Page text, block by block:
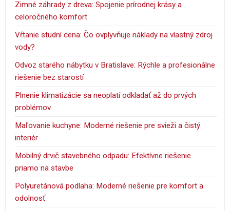
Zimné záhrady z dreva: Spojenie prírodnej krásy a
celoročného komfort
Vŕtanie studní cena: Čo ovplyvňuje náklady na vlastný zdroj
vody?
Odvoz starého nábytku v Bratislave: Rýchle a profesionálne
riešenie bez starostí
Plnenie klimatizácie sa neoplatí odkladať až do prvých
problémov
Maľovanie kuchyne: Moderné riešenie pre svieži a čistý
interiér
Mobilný drvič stavebného odpadu: Efektívne riešenie
priamo na stavbe
Polyuretánová podlaha: Moderné riešenie pre komfort a
odolnosť